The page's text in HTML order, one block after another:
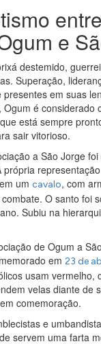
e
destemido,
Superação,
presentes em suas
Ogum é considerado
está sempre
sair vitorioso.
a São Jorge
própria
umcavalo, com
O santo foi
Subiu na
de Ogum a
em23 de
usam vermelho,
velas diante de
comemoração.
e
servem uma farta